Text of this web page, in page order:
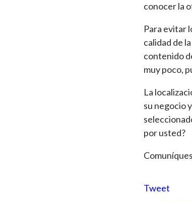
conocer la
Para evitar
calidad de
contenido
muy poco,
La
su negocio
por usted?
Tweet